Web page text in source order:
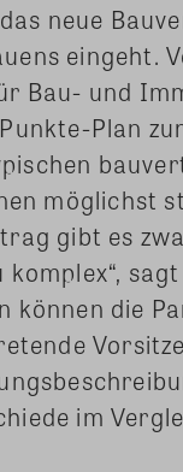
neue
Bau- und
Plan
möglichst
gibt es
können die
im